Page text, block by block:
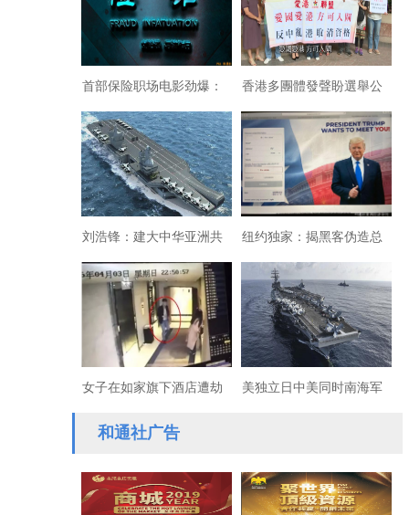
港的“潜伏岁月”
首部保险职场电影劲爆：
直接挑战人性与人伦
香港多團體發聲盼選舉公
刘浩锋：建大中华亚洲共
和圈推进全球平衡与世界
福祉
纽约独家：揭黑客伪造总
统竞选人募捐会诈骗
女子在如家旗下酒店遭劫
求救，服务员无一人救助
美独立日中美同时南海军
和通社广告